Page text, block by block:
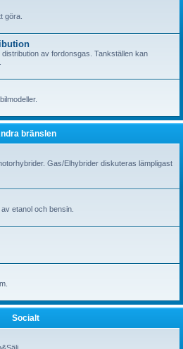
göra.
av fordonsgas. Tankställen kan
bränslen
Gas/Elhybrider diskuteras lämpligast
etanol och bensin.
Socialt